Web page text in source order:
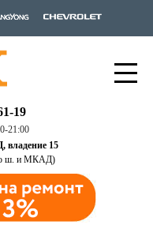
19
21:00
15
ш. и МКАД)